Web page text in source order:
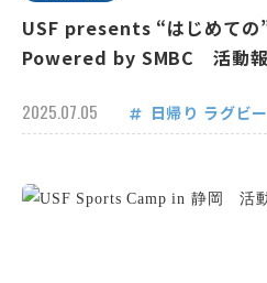
USF presents “はじめての
Powered by SMBC 活動
2025.07.05 日帰り ラグビー